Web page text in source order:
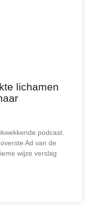
lichamen
podcast.
Ad van de
wijze verslag